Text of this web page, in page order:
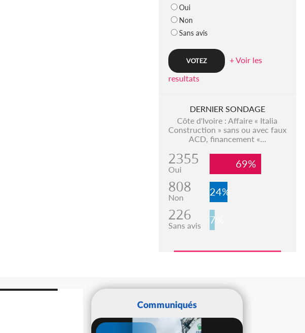
Oui
Non
Sans avis
+ Voir les
resultats
DERNIER SONDAGE
Côte d'Ivoire : Affaire « Italia
Construction » sans ou avec faux
ACD, financement «...
2355
Oui 69%
808
Non 24%
226
Sans avis 7%
Communiqués